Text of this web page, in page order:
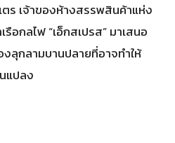
ร เจ้าของห้างสรรพสินค้าแห่ง
อกลไฟ “เอ็กสเปรส” มาเสนอ
ลุกลามบานปลายที่อาจทำให้
แปลง